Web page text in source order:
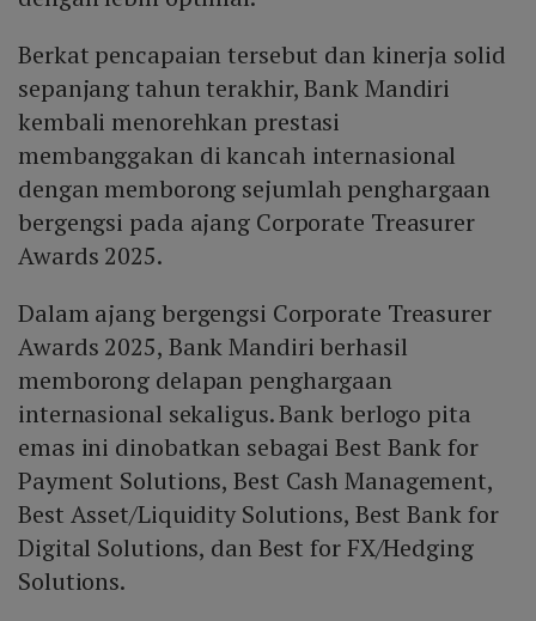
Berkat pencapaian tersebut dan kinerja solid
sepanjang tahun terakhir, Bank Mandiri
kembali menorehkan prestasi
membanggakan di kancah internasional
dengan memborong sejumlah penghargaan
bergengsi pada ajang Corporate Treasurer
Awards 2025.
Dalam ajang bergengsi Corporate Treasurer
Awards 2025, Bank Mandiri berhasil
memborong delapan penghargaan
internasional sekaligus. Bank berlogo pita
emas ini dinobatkan sebagai Best Bank for
Payment Solutions, Best Cash Management,
Best Asset/Liquidity Solutions, Best Bank for
Digital Solutions, dan Best for FX/Hedging
Solutions.